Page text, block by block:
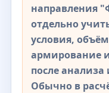
направления
отдельно
условия,
армирование
после
Обычно в